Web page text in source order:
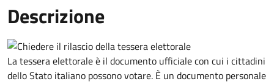
Descrizione
La tessera elettorale è il documento ufficiale con cui i cittadini
dello Stato italiano possono votare. È un documento personale